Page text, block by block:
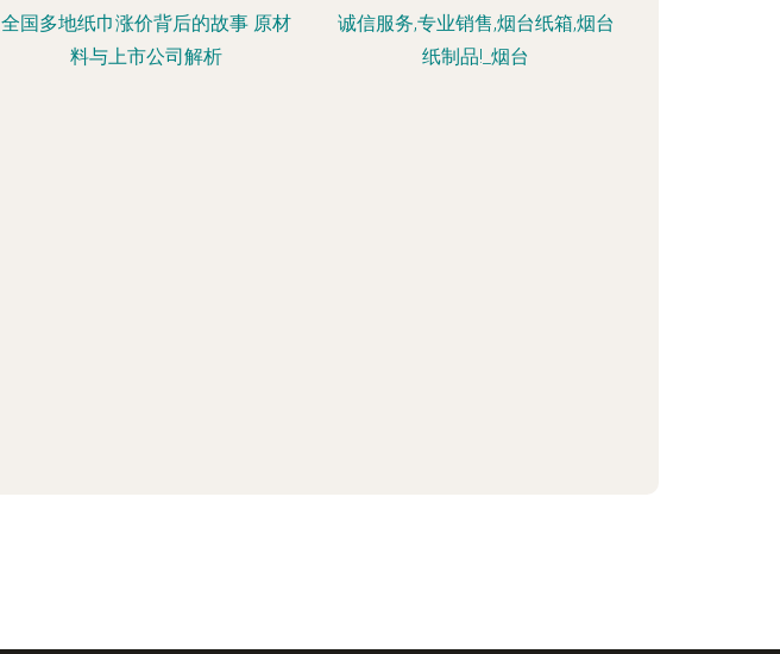
全国多地纸巾涨价背后的故事 原材
料与上市公司解析
诚信服务,专业销售,烟台纸箱,烟台
纸制品!_烟台